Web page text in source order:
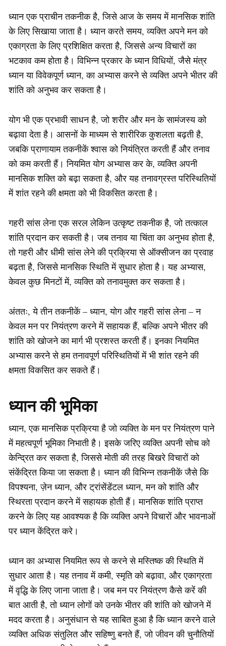
ध्यान एक प्राचीन तकनीक है, जिसे आज के समय में मानसिक शांति
के लिए सिखाया जाता है। ध्यान करते समय, व्यक्ति अपने मन को
एकाग्रता के लिए प्रशिक्षित करता है, जिससे अन्य विचारों का
भटकाव कम होता है। विभिन्न प्रकार के ध्यान विधियों, जैसे मंत्र
ध्यान या विवेकपूर्ण ध्यान, का अभ्यास करने से व्यक्ति अपने भीतर की
शांति को अनुभव कर सकता है।
योग भी एक प्रभावी साधन है, जो शरीर और मन के सामंजस्य को
बढ़ावा देता है। आसनों के माध्यम से शारीरिक कुशलता बढ़ती है,
जबकि प्राणायाम तकनीकें श्वास को नियंत्रित करती हैं और तनाव
को कम करती हैं। नियमित योग अभ्यास कर के, व्यक्ति अपनी
मानसिक शक्ति को बढ़ा सकता है, और यह तनावग्रस्त परिस्थितियों
में शांत रहने की क्षमता को भी विकसित करता है।
गहरी सांस लेना एक सरल लेकिन उत्कृष्ट तकनीक है, जो तत्काल
शांति प्रदान कर सकती है। जब तनाव या चिंता का अनुभव होता है,
तो गहरी और धीमी सांस लेने की प्रक्रिया से ऑक्सीजन का प्रवाह
बढ़ता है, जिससे मानसिक स्थिति में सुधार होता है। यह अभ्यास,
केवल कुछ मिनटों में, व्यक्ति को तनावमुक्त कर सकता है।
अंततः, ये तीन तकनीकें – ध्यान, योग और गहरी सांस लेना – न
केवल मन पर नियंत्रण करने में सहायक हैं, बल्कि अपने भीतर की
शांति को खोजने का मार्ग भी प्रशस्त करती हैं। इनका नियमित
अभ्यास करने से हम तनावपूर्ण परिस्थितियों में भी शांत रहने की
क्षमता विकसित कर सकते हैं।
ध्यान की भूमिका
ध्यान, एक मानसिक प्रक्रिया है जो व्यक्ति के मन पर नियंत्रण पाने
में महत्वपूर्ण भूमिका निभाती है। इसके जरिए व्यक्ति अपनी सोच को
केन्द्रित कर सकता है, जिससे मोती की तरह बिखरे विचारों को
संकेंद्रित किया जा सकता है। ध्यान की विभिन्न तकनीकें जैसे कि
विपश्यना, ज़ेन ध्यान, और ट्रांसेंडेंटल ध्यान, मन को शांति और
स्थिरता प्रदान करने में सहायक होती हैं। मानसिक शांति प्राप्त
करने के लिए यह आवश्यक है कि व्यक्ति अपने विचारों और भावनाओं
पर ध्यान केंद्रित करे।
ध्यान का अभ्यास नियमित रूप से करने से मस्तिष्क की स्थिति में
सुधार आता है। यह तनाव में कमी, स्मृति को बढ़ावा, और एकाग्रता
में वृद्धि के लिए जाना जाता है। जब मन पर नियंत्रण कैसे करें की
बात आती है, तो ध्यान लोगों को उनके भीतर की शांति को खोजने में
मदद करता है। अनुसंधान से यह साबित हुआ है कि ध्यान करने वाले
व्यक्ति अधिक संतुलित और सहिष्णु बनते हैं, जो जीवन की चुनौतियों